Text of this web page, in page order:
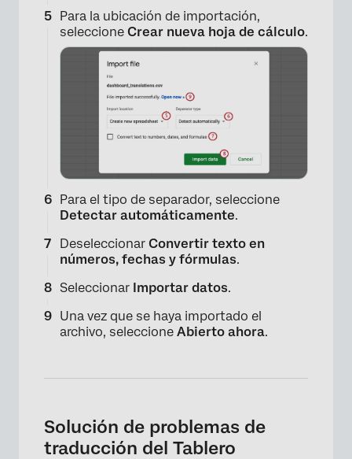
Para la ubicación de importación,
seleccione Crear nueva hoja de cálculo.
Para el tipo de separador, seleccione
Detectar automáticamente.
Deseleccionar Convertir texto en
números, fechas y fórmulas.
Seleccionar Importar datos.
Una vez que se haya importado el
archivo, seleccione Abierto ahora.
Solución de problemas de
traducción del Tablero